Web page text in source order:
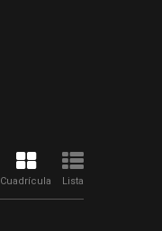
Cuadrícula Lista